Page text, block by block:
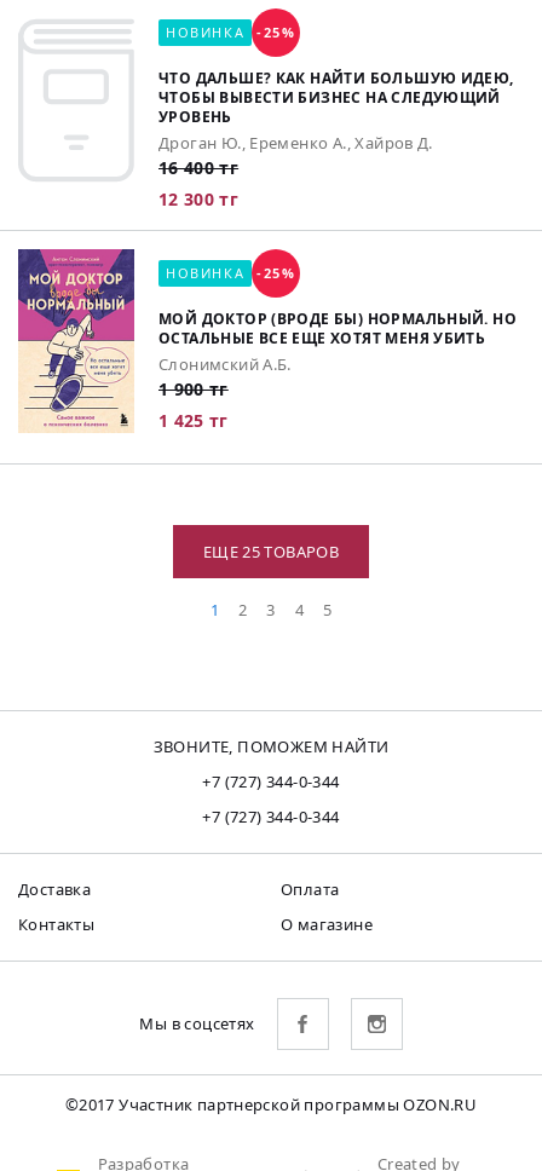
НОВИНКА -25%
ЧТО ДАЛЬШЕ? КАК НАЙТИ БОЛЬШУЮ ИДЕЮ,
ЧТОБЫ ВЫВЕСТИ БИЗНЕС НА СЛЕДУЮЩИЙ
УРОВЕНЬ
Дроган Ю., Еременко А., Хайров Д.
16 400 тг
12 300 тг
НОВИНКА -25%
МОЙ ДОКТОР (ВРОДЕ БЫ) НОРМАЛЬНЫЙ. НО
ОСТАЛЬНЫЕ ВСЕ ЕЩЕ ХОТЯТ МЕНЯ УБИТЬ
Слонимский А.Б.
1 900 тг
1 425 тг
ЕЩЕ 25 ТОВАРОВ
1 2 3 4 5
ЗВОНИТЕ, ПОМОЖЕМ НАЙТИ
+7 (727) 344-0-344
+7 (727) 344-0-344
Доставка
Оплата
Контакты
О магазине
Мы в соцсетях
©2017 Участник партнерской программы OZON.RU
Разработка Created by